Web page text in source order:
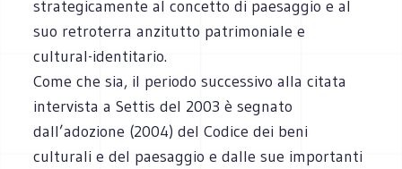
strategicamente al concetto di paesaggio e al
suo retroterra anzitutto patrimoniale e
cultural-identitario.
Come che sia, il periodo successivo alla citata
intervista a Settis del 2003 è segnato
dall’adozione (2004) del Codice dei beni
culturali e del paesaggio e dalle sue importanti